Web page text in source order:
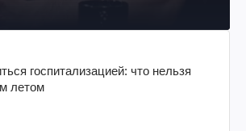
госпитализацией: что нельзя
летом